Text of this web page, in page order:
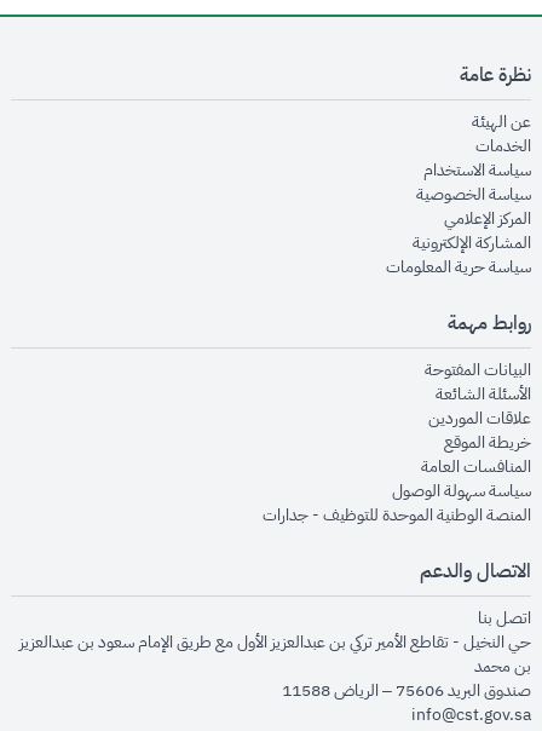
نظرة عامة
عن الهيئةopens in new window
الخدماتopens in new window
سياسة الاستخدام
سياسة الخصوصيةopens in new window
المركز الإعلاميopens in new window
المشاركة الإلكترونيةopens in new window
سياسة حرية المعلوماتopens in new window
روابط مهمة
البيانات المفتوحةopens in new window
الأسئلة الشائعةopens in new window
علاقات الموردينopens in new window
خريطة الموقعopens in new window
المنافسات العامةopens in new window
سياسة سهولة الوصولopens in new window
المنصة الوطنية الموحدة للتوظيف - جداراتopens in new window
الاتصال والدعم
اتصل بنا
حي النخيل - تقاطع الأمير تركي بن عبدالعزيز الأول مع طريق الإمام سعود بن عبدالعزيز
بن محمد
صندوق البريد 75606 – الرياض 11588
info@cst.gov.sa